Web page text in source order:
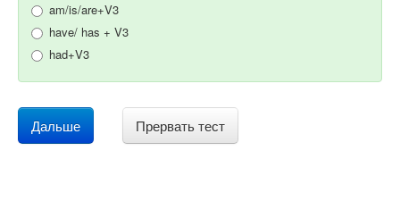
am/is/are+V3
have/ has + V3
had+V3
Дальше Прервать тест